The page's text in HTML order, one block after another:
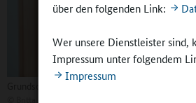
über den folgenden Link:
Wer unsere Dienstleister sind,
Impressum unter folgendem
Impressum
Grundschule an der Landsberger Straße in